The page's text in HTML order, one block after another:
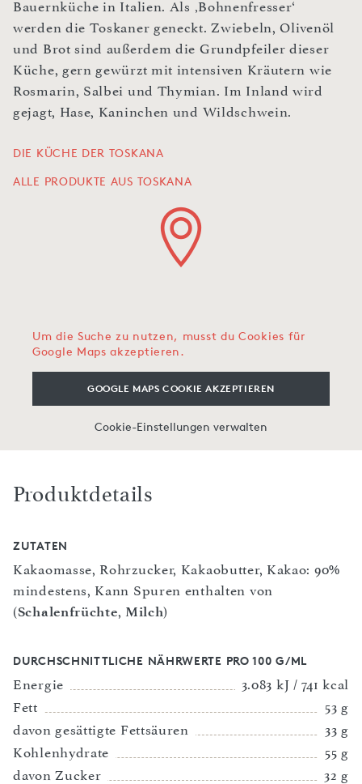
Bauernküche in Italien. Als ‚Bohnenfresser‘
werden die Toskaner geneckt. Zwiebeln, Olivenöl
und Brot sind außerdem die Grundpfeiler dieser
Küche, gern gewürzt mit intensiven Kräutern wie
Rosmarin, Salbei und Thymian. Im Inland wird
gejagt, Hase, Kaninchen und Wildschwein.
DIE KÜCHE DER TOSKANA
ALLE PRODUKTE AUS TOSKANA
Um die Suche zu nutzen, musst du Cookies für
Google Maps akzeptieren.
GOOGLE MAPS COOKIE AKZEPTIEREN
Cookie-Einstellungen verwalten
Produktdetails
ZUTATEN
Kakaomasse, Rohrzucker, Kakaobutter, Kakao: 90%
mindestens, Kann Spuren enthalten von
(Schalenfrüchte, Milch)
DURCHSCHNITTLICHE NÄHRWERTE PRO 100 G/ML
Energie
3.083 kJ / 741 kcal
Fett
53 g
davon gesättigte Fettsäuren
33 g
Kohlenhydrate
55 g
davon Zucker
32 g